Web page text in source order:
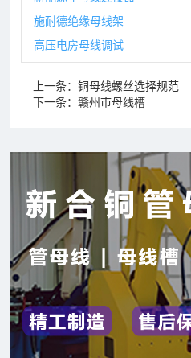
施耐德绝缘母线架
高压电房母线调试
上一条：铜母线螺丝选择规范
下一条：赣州市母线槽